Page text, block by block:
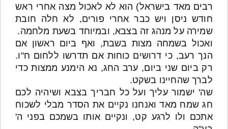
רבים מאד בישראל) הוא לא לאכול מצה אחרי ראש
חודש ניסן ויש כבר אחרי פורים, לא חלה חובת
שמירה על מנהג זה בצבא, ובמיוחד בשעת מלחמה.
ואכול בשמחה מצות בשבת, ואף ביום ראשון אם
הנך רעב, כי דרושים כוחות אם תדרשו ללחום ח"ו.
רק ביום שני ביום, ערב החג, נא הימנע ממצות כדי
לברך שהחיינו בשקט.
שה' ישמור עליך ועל כל חבריך בצבא ושיהיה לכם
חג שמח מאד ואנחנו נקיים את הסדר מבלי לשכוח
אתכם ולו לרגע קט, ונקיים אותו בשמכם בפני ה'